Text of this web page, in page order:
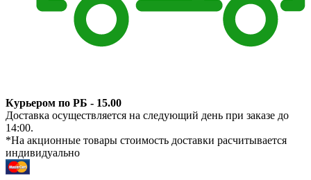
Курьером по РБ - 15.00
Доставка осуществляется на следующий день при заказе до
14:00.
*На акционные товары стоимость доставки расчитывается
индивидуально